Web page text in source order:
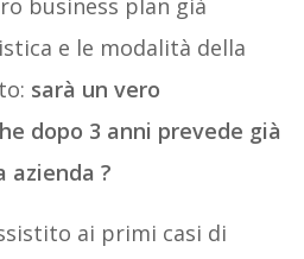
business plan già
e le modalità della
sarà un vero
dopo 3 anni prevede già
azienda ?
ai primi casi di